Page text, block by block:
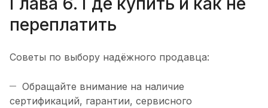
переплатить
Советы по выбору надёжного продавца:
Обращайте внимание на наличие
сертификаций, гарантии, сервисного